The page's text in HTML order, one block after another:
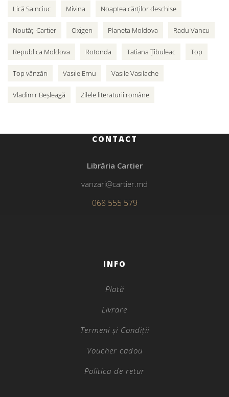
Lică Sainciuc Mivina Noaptea cărților deschise
Noutăți Cartier Oxigen Planeta Moldova Radu Vancu
Republica Moldova Rotonda Tatiana Țîbuleac Top
Top vânzări Vasile Ernu Vasile Vasilache
Vladimir Beșleagă Zilele literaturii române
CONTACT
Librăria Cartier
vanzari@cartier.md
068 555 579
INFO
Plată
Livrare
Termeni și Condiții
Voucher cadou
Politica de retur